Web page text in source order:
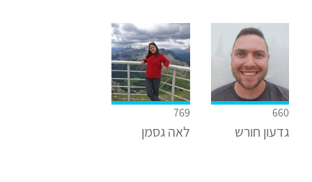
660
גדעון חורש
769
לאה גסמן